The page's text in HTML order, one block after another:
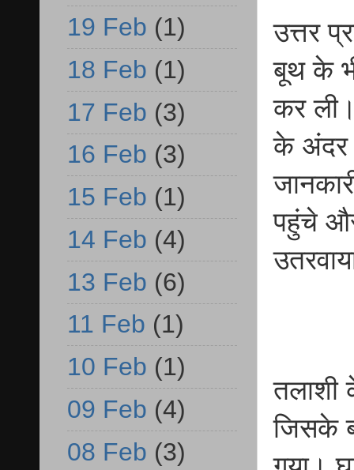
उत्तर
बूथ के
कर
के अंदर
पहुंचे
तलाशी
जिसके
19 Feb (1)
18 Feb (1)
17 Feb (3)
16 Feb (3)
15 Feb (1)
14 Feb (4)
13 Feb (6)
11 Feb (1)
10 Feb (1)
09 Feb (4)
08 Feb (3)